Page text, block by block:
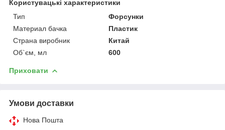
Користувацькі характеристики
Тип
Форсунки
Материал бачка
Пластик
Страна виробник
Китай
Об`єм, мл
600
Приховати
Умови доставки
Нова Пошта